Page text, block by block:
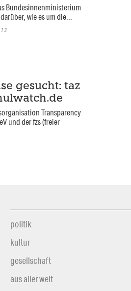
Bundesinnenministerium
wie es um die...
gesucht: taz
Transparency
und der fzs (freier
politik
kultur
gesellschaft
aus aller welt